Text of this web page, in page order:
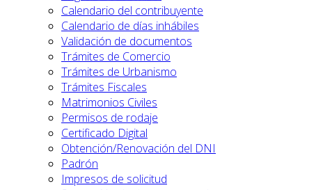
Calendario del contribuyente
Calendario de días inhábiles
Validación de documentos
Trámites de Comercio
Trámites de Urbanismo
Trámites Fiscales
Matrimonios Civiles
Permisos de rodaje
Certificado Digital
Obtención/Renovación del DNI
Padrón
Impresos de solicitud